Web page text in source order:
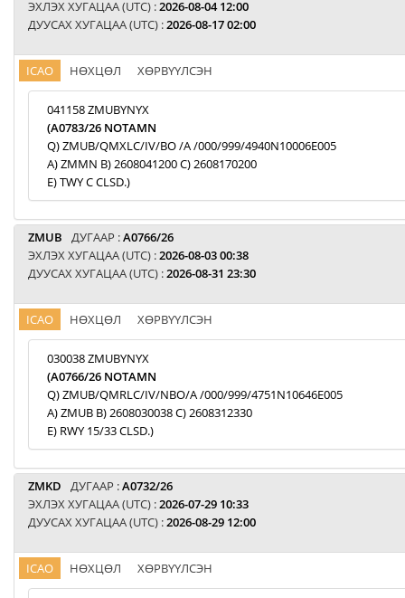
ЭХЛЭХ ХУГАЦАА (UTC) :2026-08-04 12:00
ДУУСАХ ХУГАЦАА (UTC) :2026-08-17 02:00
ICAO НӨХЦӨЛ ХӨРВҮҮЛСЭН
041158 ZMUBYNYX
(A0783/26 NOTAMN
Q) ZMUB/QMXLC/IV/BO /A /000/999/4940N10006E005
A) ZMMN B) 2608041200 C) 2608170200
E) TWY C CLSD.)
ZMUB ДУГААР :A0766/26
ЭХЛЭХ ХУГАЦАА (UTC) :2026-08-03 00:38
ДУУСАХ ХУГАЦАА (UTC) :2026-08-31 23:30
ICAO НӨХЦӨЛ ХӨРВҮҮЛСЭН
030038 ZMUBYNYX
(A0766/26 NOTAMN
Q) ZMUB/QMRLC/IV/NBO/A /000/999/4751N10646E005
A) ZMUB B) 2608030038 C) 2608312330
E) RWY 15/33 CLSD.)
ZMKD ДУГААР :A0732/26
ЭХЛЭХ ХУГАЦАА (UTC) :2026-07-29 10:33
ДУУСАХ ХУГАЦАА (UTC) :2026-08-29 12:00
ICAO НӨХЦӨЛ ХӨРВҮҮЛСЭН